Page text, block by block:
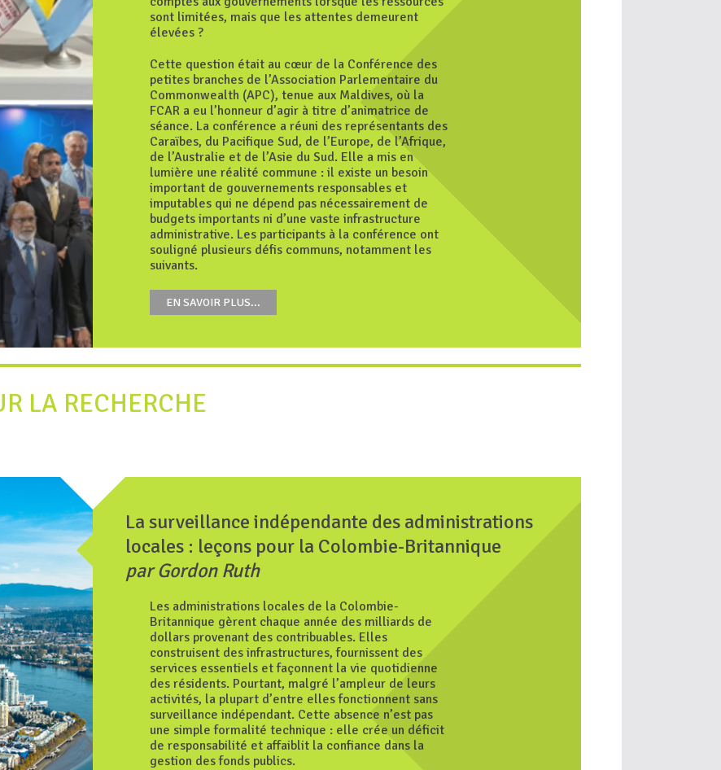
sont limitées, mais que les attentes demeurent
élevées ?
Cette question était au cœur de la Conférence des
petites branches de l’Association Parlementaire du
Commonwealth (APC), tenue aux Maldives, où la
FCAR a eu l’honneur d’agir à titre d’animatrice de
séance. La conférence a réuni des représentants des
Caraïbes, du Pacifique Sud, de l’Europe, de l’Afrique,
de l’Australie et de l’Asie du Sud. Elle a mis en
lumière une réalité commune : il existe un besoin
important de gouvernements responsables et
imputables qui ne dépend pas nécessairement de
budgets importants ni d’une vaste infrastructure
administrative. Les participants à la conférence ont
souligné plusieurs défis communs, notamment les
suivants.
EN SAVOIR PLUS...
LA RECHERCHE
La surveillance indépendante des administrations
locales : leçons pour la Colombie-Britannique
par Gordon Ruth
Les administrations locales de la Colombie-
Britannique gèrent chaque année des milliards de
dollars provenant des contribuables. Elles
construisent des infrastructures, fournissent des
services essentiels et façonnent la vie quotidienne
des résidents. Pourtant, malgré l’ampleur de leurs
activités, la plupart d’entre elles fonctionnent sans
surveillance indépendant. Cette absence n’est pas
une simple formalité technique : elle crée un déficit
de responsabilité et affaiblit la confiance dans la
gestion des fonds publics.